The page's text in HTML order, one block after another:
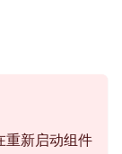
重新启动组件